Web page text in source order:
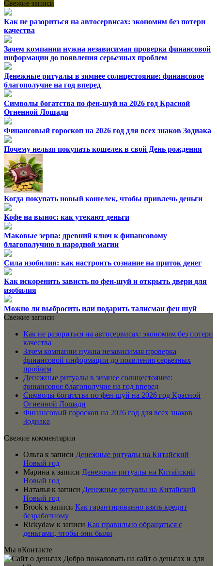
Свежие записи
Как не разориться на автосервисах: экономим без потери
качества
Зачем компании нужна независимая проверка финансовой
информации до появления серьезных проблем
Денежные ритуалы в зимнее солнцестояние: финансовое
благополучие на год вперед
Символы богатства по фен-шуй на 2026 год Красной
Огненной Лошади
Финансовый гороскоп на 2026 год для всех знаков Зодиака
Почему нельзя покупать кошелек в свой День рождения
Когда покупать новый кошелек, чтобы привлечь деньги
Кофе на вынос: как утекают деньги
Маковые зерна: древний ключ к финансовому
благополучию в народной магии
Сила изобилия: как настроить сознание на приток денег
Как искоренить зависть по фен-шуй и открыть двери для
изобилия
Можно ли выбросить или подарить талисман фен шуй
Свежие записи
Как не разориться на автосервисах: экономим без потери
качества
Зачем компании нужна независимая проверка
финансовой информации до появления серьезных
проблем
Денежные ритуалы в зимнее солнцестояние:
финансовое благополучие на год вперед
Символы богатства по фен-шуй на 2026 год Красной
Огненной Лошади
Финансовый гороскоп на 2026 год для всех знаков
Зодиака
Свежие комментарии
Ольга к записи Денежные ритуалы на Китайский
Новый год
Марина к записи Денежные ритуалы на Китайский
Новый год
Наталья к записи Денежные ритуалы на Китайский
Новый год
Brook к записи Как гарантированно взять кредит
безработному
Rickydaw к записи Как правильно обращаться с
деньгами, чтобы они были
Мы вКонтакте
Добро пожаловать на сайт о деньгах и для